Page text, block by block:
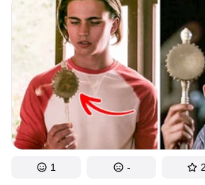
mais aplicados e espertos.
1 - 2